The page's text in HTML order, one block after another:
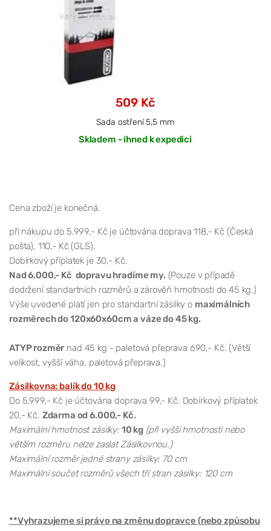
509 Kč
Sada ostření 5,5 mm
Skladem - ihned k expedici
Cena zboží je konečná.
při nákupu do 5.999,- Kč je účtována doprava 118,- Kč (Česká
pošta), 110,- Kč (GLS).
Dobírkový příplatek je 30,- Kč.
Nad 6.000,- Kč dopravu hradíme my. (Pouze v případě
dodržení standartních rozměrů a zárověň hmotnosti do 45 kg.)
Výše uvedené platí jen pro standartní zásilky o maximálních
rozměrech do 120x60x60cm a váze do 45 kg.
ATYP rozměr nad 45 kg - paletová přeprava 690,- Kč. (Větší
velikost, vyšší váha, paletová přeprava.)
Zásilkovna: balík do 10 kg
Do 5.999,- Kč je účtována doprava 99,- Kč. Dobírkový příplatek
20,- Kč. Zdarma od 6.000,- Kč.
Maximální hmotnost zásilky: 10 kg (při vyšší hmotnosti nebo
větším rozměru nelze zaslat Zásilkovnou.)
Maximální rozměr jedné strany zásilky: 70 cm
Maximální součet rozměrů všech tří stran zásilky: 120 cm
**Vyhrazujeme si právo na změnu dopravce (nebo způsobu